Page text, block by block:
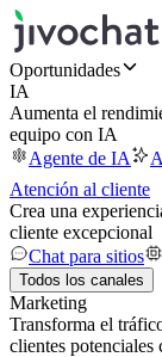
Oportunidades
IA
Aumenta el
equipo con IA
Agente de IA
Atención al cliente
Crea una
cliente excepcional
Chat para sitios
Todos los canales
Marketing
Transforma el
clientes potenciales